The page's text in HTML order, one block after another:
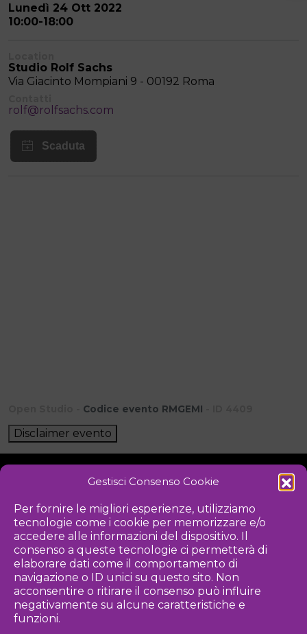
Gestisci Consenso Cookie
Per fornire le migliori esperienze, utilizziamo
tecnologie come i cookie per memorizzare e/o
accedere alle informazioni del dispositivo. Il
consenso a queste tecnologie ci permetterà di
elaborare dati come il comportamento di
navigazione o ID unici su questo sito. Non
acconsentire o ritirare il consenso può influire
negativamente su alcune caratteristiche e
funzioni.
Lunedì 24 Ott 2022
10:00-18:00
Studio Rolf Sachs
Via Giacinto Mompiani 9 - 00192 Roma
rolf@rolfsachs.com
Codice evento RMGEMI
Disclaimer evento
PRIVACY POLICY
Iniziativa
Associazione culturale per la promozione delle arti visive